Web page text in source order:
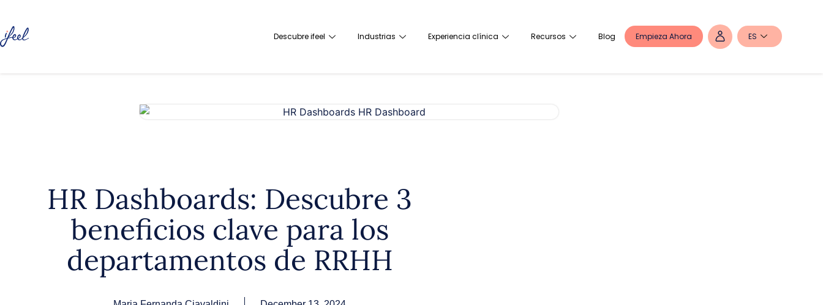
Descubre ifeel Industrias Experiencia clínica Recursos Blog Empieza Ahora ES
HR Dashboards: Descubre 3
beneficios clave para los
departamentos de RRHH